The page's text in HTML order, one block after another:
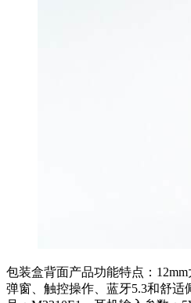
包装盒背面产品功能特点：
弹窗、触控操作、蓝牙5.3和舒适